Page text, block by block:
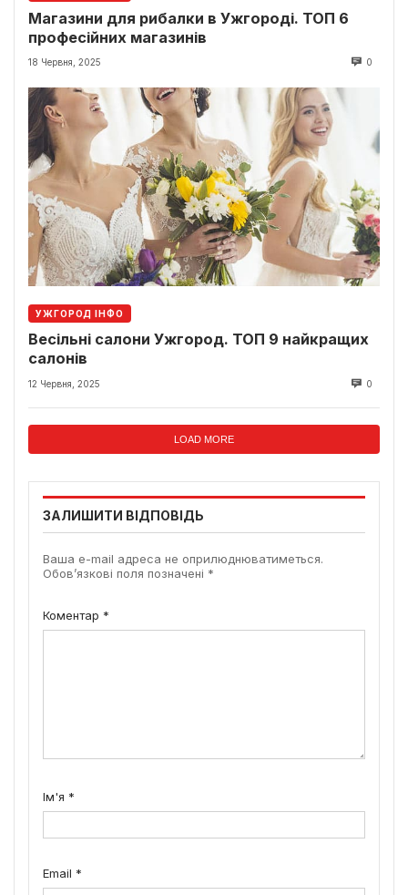
Магазини для рибалки в Ужгороді. ТОП 6
професійних магазинів
18 Червня, 2025 0
УЖГОРОД ІНФО
Весільні салони Ужгород. ТОП 9 найкращих
салонів
12 Червня, 2025 0
LOAD MORE
ЗАЛИШИТИ ВІДПОВІДЬ
Ваша e-mail адреса не оприлюднюватиметься.
Обов’язкові поля позначені *
Коментар *
Ім'я *
Email *